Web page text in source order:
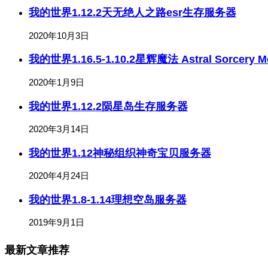
我的世界1.12.2天无绝人之路esr生存服务器
2020年10月3日
我的世界1.16.5-1.10.2星辉魔法 Astral Sorcery
2020年1月9日
我的世界1.12.2陨星岛生存服务器
2020年3月14日
我的世界1.12神秘组织神奇宝贝服务器
2020年4月24日
我的世界1.8-1.14理想空岛服务器
2019年9月1日
最新文章推荐